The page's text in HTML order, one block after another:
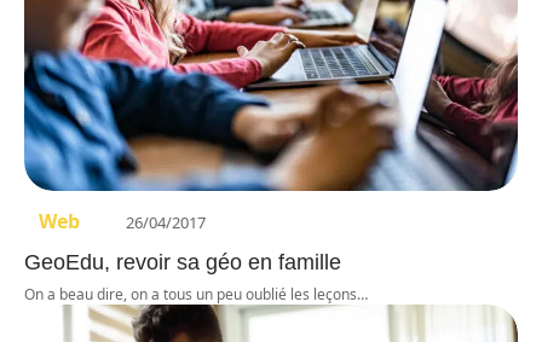
Web 26/04/2017
GeoEdu, revoir sa géo en famille
On a beau dire, on a tous un peu oublié les leçons…